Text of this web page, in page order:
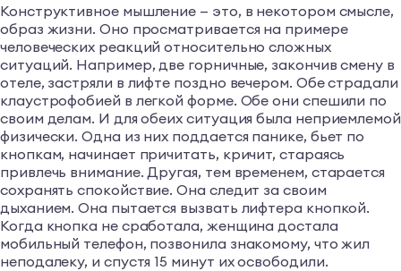
Конструктивное мышление — это, в некотором смысле,
образ жизни. Оно просматривается на примере
человеческих реакций относительно сложных
ситуаций. Например, две горничные, закончив смену в
отеле, застряли в лифте поздно вечером. Обе страдали
клаустрофобией в легкой форме. Обе они спешили по
своим делам. И для обеих ситуация была неприемлемой
физически. Одна из них поддается панике, бьет по
кнопкам, начинает причитать, кричит, стараясь
привлечь внимание. Другая, тем временем, старается
сохранять спокойствие. Она следит за своим
дыханием. Она пытается вызвать лифтера кнопкой.
Когда кнопка не сработала, женщина достала
мобильный телефон, позвонила знакомому, что жил
неподалеку, и спустя 15 минут их освободили.